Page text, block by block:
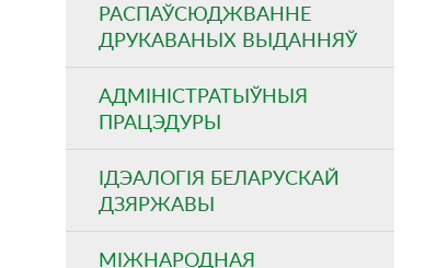
РАСПАЎСЮДЖВАННЕ
ДРУКАВАНЫХ ВЫДАННЯЎ
АДМІНІСТРАТЫЎНЫЯ
ПРАЦЭДУРЫ
ІДЭАЛОГІЯ БЕЛАРУСКАЙ
ДЗЯРЖАВЫ
МІЖНАРОДНАЯ